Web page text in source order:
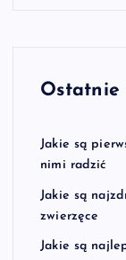
Ostatnie
Jakie są
nimi radzić
Jakie są
zwierzęce
Jakie są